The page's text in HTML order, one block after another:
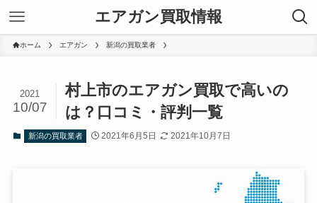
エアガン買取情報
ホーム エアガン 新潟の買取業者
村上市のエアガン買取で高いの
は？口コミ・評判一覧
2021
10/07
新潟の買取業者 2021年6月5日 2021年10月7日